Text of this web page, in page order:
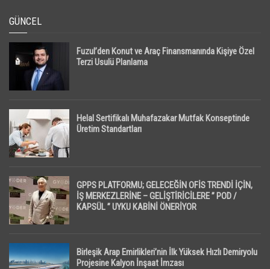
GÜNCEL
Fuzul’den Konut ve Araç Finansmanında Kişiye Özel
Terzi Usulü Planlama
Helal Sertifikalı Muhafazakar Mutfak Konseptinde
Üretim Standartları
GPPS PLATFORMU; GELECEĞİN OFİS TRENDİ İÇİN,
İŞ MERKEZLERİNE – GELİŞTİRİCİLERE ” POD /
KAPSÜL ” UYKU KABİNİ ÖNERİYOR
Birleşik Arap Emirlikleri’nin İlk Yüksek Hızlı Demiryolu
Projesine Kalyon İnşaat İmzası